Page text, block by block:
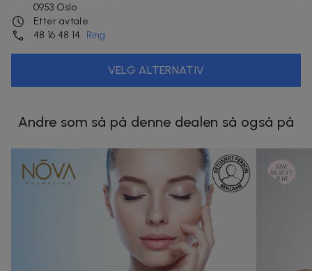
0953 Oslo
Etter avtale
48 16 48 14
Ring
VELG ALTERNATIV
Andre som så på denne dealen så også på